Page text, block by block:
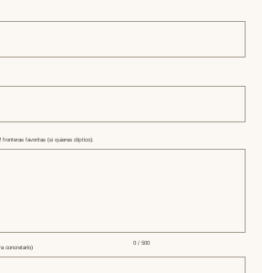
favoritas (si quieres díptico).
0 / 500
concretarlo)